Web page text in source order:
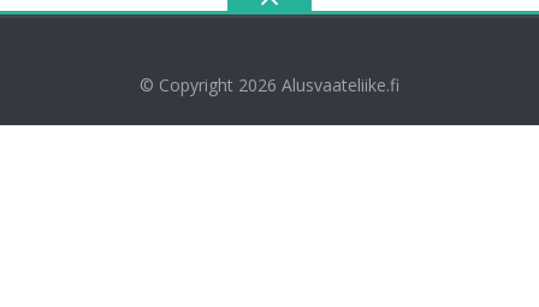
© Copyright 2026 Alusvaateliike.fi